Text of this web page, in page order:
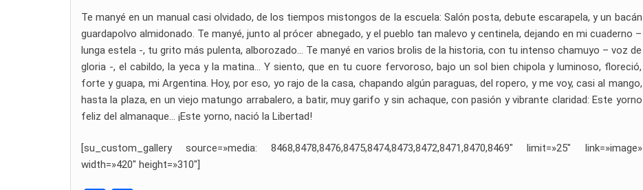
Te manyé en un manual casi olvidado, de los tiempos mistongos de la escuela: Salón posta, debute escarapela, y un bacán
guardapolvo almidonado. Te manyé, junto al prócer abnegado, y el pueblo tan malevo y centinela, dejando en mi cuaderno –
lunga estela -, tu grito más pulenta, alborozado… Te manyé en varios brolis de la historia, con tu intenso chamuyo – voz de
gloria -, el cabildo, la yeca y la matina… Y siento, que en tu cuore fervoroso, bajo un sol bien chipola y luminoso, floreció,
forte y guapa, mi Argentina. Hoy, por eso, yo rajo de la casa, chapando algún paraguas, del ropero, y me voy, casi al mango,
hasta la plaza, en un viejo matungo arrabalero, a batir, muy garifo y sin achaque, con pasión y vibrante claridad: Este yorno
feliz del almanaque… ¡Este yorno, nació la Libertad!
[su_custom_gallery source=»media: 8468,8478,8476,8475,8474,8473,8472,8471,8470,8469″ limit=»25″ link=»image»
width=»420″ height=»310″]